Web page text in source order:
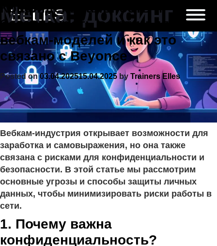
to
content
Метка: доксинг
Конфиденциальность и
безопасность в сети для
вебкам-моделей и как это
связано с Beyonce
Posted on03.04.202515.04.2025 by Trainers Elles
Вебкам-индустрия открывает возможности для
заработка и самовыражения, но она также
связана с рисками для конфиденциальности и
безопасности. В этой статье мы рассмотрим
основные угрозы и способы защиты личных
данных, чтобы минимизировать риски работы в
сети.
1. Почему важна
конфиденциальность?